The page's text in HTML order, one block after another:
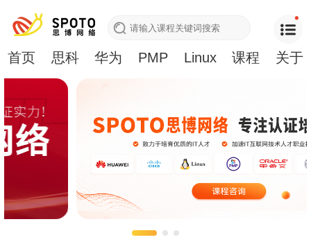
首页 思科 华为 PMP Linux 课程 关于